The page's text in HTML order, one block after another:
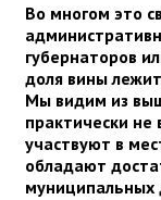
Во многом это
губернаторов
доля вины
Мы видим из
практически не
участвуют в
обладают
муниципальных